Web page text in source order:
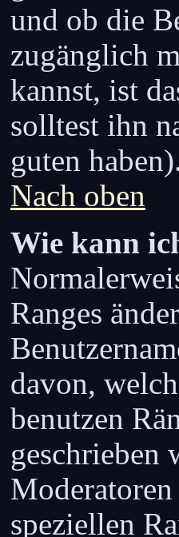
und ob die
zugänglich
kannst, ist
solltest ihn
guten
Nach oben
Wie kann
Ranges
davon,
benutzen
geschrieben
speziellen